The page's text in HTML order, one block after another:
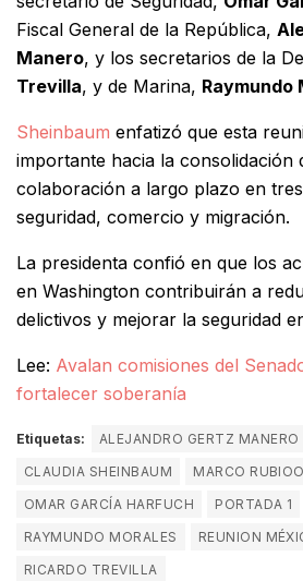
Fiscal General de la República,
Manero, y los secretarios de la
Trevilla, y de Marina, Raymundo
Sheinbaum enfatizó que esta
importante hacia la consolidación
colaboración a largo plazo en
seguridad, comercio y migración.
La presidenta confió en que los
en Washington contribuirán a
delictivos y mejorar la seguridad
Lee: Avalan comisiones del
fortalecer soberanía
Etiquetas:
ALEJANDRO GERTZ MANERO
CLAUDIA SHEINBAUM
MARCO RUBIOO
OMAR GARCÍA HARFUCH
PORTADA 1
RAYMUNDO MORALES
REUNION
RICARDO TREVILLA